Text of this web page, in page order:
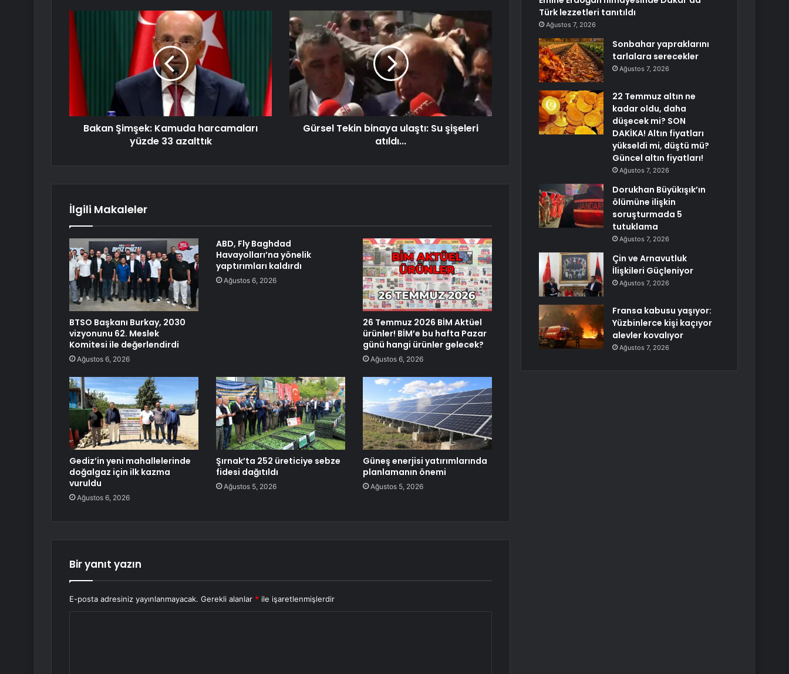
Bakan Şimşek: Kamuda harcamaları
yüzde 33 azalttık
Gürsel Tekin binaya ulaştı: Su şişeleri
atıldı...
İlgili Makaleler
BTSO Başkanı Burkay, 2030
vizyonunu 62. Meslek
Komitesi ile değerlendirdi
Ağustos 6, 2026
ABD, Fly Baghdad
Havayolları’na yönelik
yaptırımları kaldırdı
Ağustos 6, 2026
26 Temmuz 2026 BİM Aktüel
ürünler! BİM’e bu hafta Pazar
günü hangi ürünler gelecek?
Ağustos 6, 2026
Gediz’in yeni mahallelerinde
doğalgaz için ilk kazma
vuruldu
Ağustos 6, 2026
Şırnak’ta 252 üreticiye sebze
fidesi dağıtıldı
Ağustos 5, 2026
Güneş enerjisi yatırımlarında
planlamanın önemi
Ağustos 5, 2026
Bir yanıt yazın
E-posta adresiniz yayınlanmayacak. Gerekli alanlar * ile işaretlenmişlerdir
Türk lezzetleri tanıtıldı
Ağustos 7, 2026
Sonbahar yapraklarını
tarlalara serecekler
Ağustos 7, 2026
22 Temmuz altın ne
kadar oldu, daha
düşecek mi? SON
DAKİKA! Altın fiyatları
yükseldi mi, düştü mü?
Güncel altın fiyatları!
Ağustos 7, 2026
Dorukhan Büyükışık’ın
ölümüne ilişkin
soruşturmada 5
tutuklama
Ağustos 7, 2026
Çin ve Arnavutluk
İlişkileri Güçleniyor
Ağustos 7, 2026
Fransa kabusu yaşıyor:
Yüzbinlerce kişi kaçıyor
alevler kovalıyor
Ağustos 7, 2026